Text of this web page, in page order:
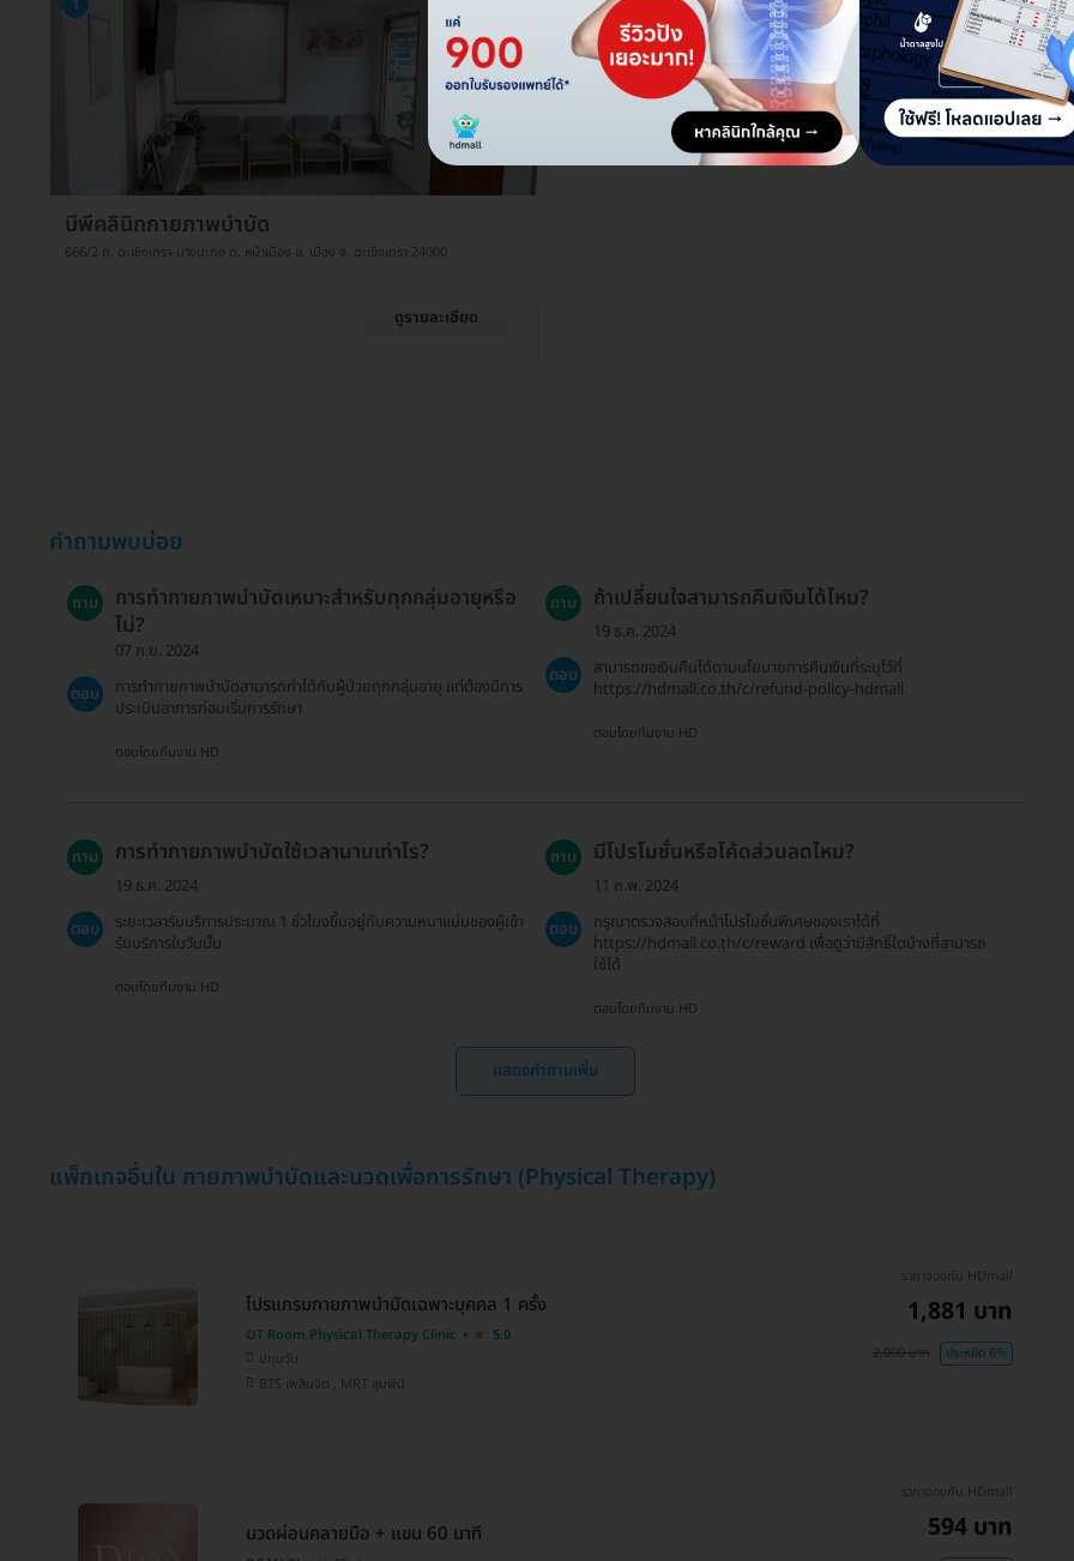
1
บีพีคลินิกกายภาพบำบัด
666/2 ถ. ฉะเชิงเทรา-บางปะกง ต. หน้าเมือง อ. เมือง จ. ฉะเชิงเทรา 24000
ดูรายละเอียด
คำถามพบบ่อย
ถาม
การทำกายภาพบำบัดเหมาะสำหรับทุกกลุ่มอายุหรือ
ไม่?
07 ก.ย. 2024
ตอบ
การทำกายภาพบำบัดสามารถทำได้กับผู้ป่วยทุกกลุ่มอายุ แต่ต้องมีการ
ประเมินอาการก่อนเริ่มการรักษา
ตอบโดยทีมงาน HD
ถาม ถ้าเปลี่ยนใจสามารถคืนเงินได้ไหม?
19 ธ.ค. 2024
ตอบ
สามารถขอเงินคืนได้ตามนโยบายการคืนเงินที่ระบุไว้ที่
https://hdmall.co.th/c/refund-policy-hdmall
ตอบโดยทีมงาน HD
ถาม การทำกายภาพบำบัดใช้เวลานานเท่าไร?
19 ธ.ค. 2024
ตอบ
ระยะเวลารับบริการประมาณ 1 ชั่วโมงขึ้นอยู่กับความหนาแน่นของผู้เข้า
รับบริการในวันนั้น
ตอบโดยทีมงาน HD
ถาม มีโปรโมชั่นหรือโค้ดส่วนลดไหม?
11 ก.พ. 2024
ตอบ
กรุณาตรวจสอบที่หน้าโปรโมชั่นพิเศษของเราได้ที่
https://hdmall.co.th/c/reward เพื่อดูว่ามีสิทธิ์ใดบ้างที่สามารถ
ใช้ได้
ตอบโดยทีมงาน HD
แสดงคำถามเพิ่ม
แพ็กเกจอื่นใน กายภาพบำบัดและนวดเพื่อการรักษา (Physical Therapy)
โปรแกรมกายภาพบำบัดเฉพาะบุคคล 1 ครั้ง
OT Room Physical Therapy Clinic
5.0
ปทุมวัน
BTS เพลินจิต , MRT ลุมพินี
ราคาจองกับ HDmall
1,881 บาท
2,000 บาท ประหยัด 6%
นวดผ่อนคลายมือ + แขน 60 นาที
ราคาจองกับ HDmall
594 บาท